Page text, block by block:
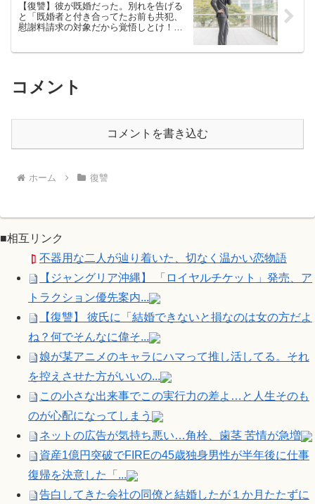
【復讐】彼が既婚だった。別れを告げる
と「既婚者と付き合ってたお前も共犯、
慰謝料請求の対象だから覚悟しとけ！」
コメント
コメントを書き込む
ホーム 復讐
■相互リンク
不器用な二人が辿り着いた、切なく温かい恋物語
【ジャングリア沖縄】 「ロイヤルチケット」発売、ア
トラクション優先案内...
【復讐】 彼氏に「結婚できないと損なのは女の方だよ
ね？何でそんなに偉そ...
娘が某アニメのキャラにハマって推し活してる。それ
を控えさせた方がいいの...
この小さな出来事でこの実行力の差よ…と人生そのも
のが心配になってしまう
ネットの広告が気持ち悪い…角栓、歯茎 苦情が急増
資産1億円突破でFIREの45歳独身男性が半年後に仕事
復帰を決意した「...
告白してきた会社の同僚と結婚したが１か月たたずに